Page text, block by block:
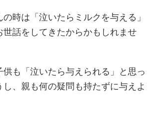
時は「泣いたらミルクを与える」
世話をしてきたからかもしれませ
供も「泣いたら与えられる」と思っ
し、親も何の疑問も持たずに与えよ